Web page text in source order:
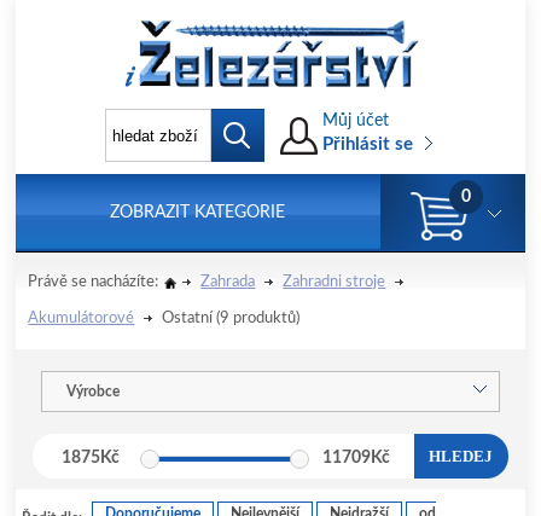
Můj účet
Přihlásit se
ZOBRAZIT KATEGORIE
0
Právě se nacházíte: Zahrada Zahradni stroje
Akumulátorové Ostatní (9 produktů)
Výrobce
1875Kč 11709 Kč HLEDEJ